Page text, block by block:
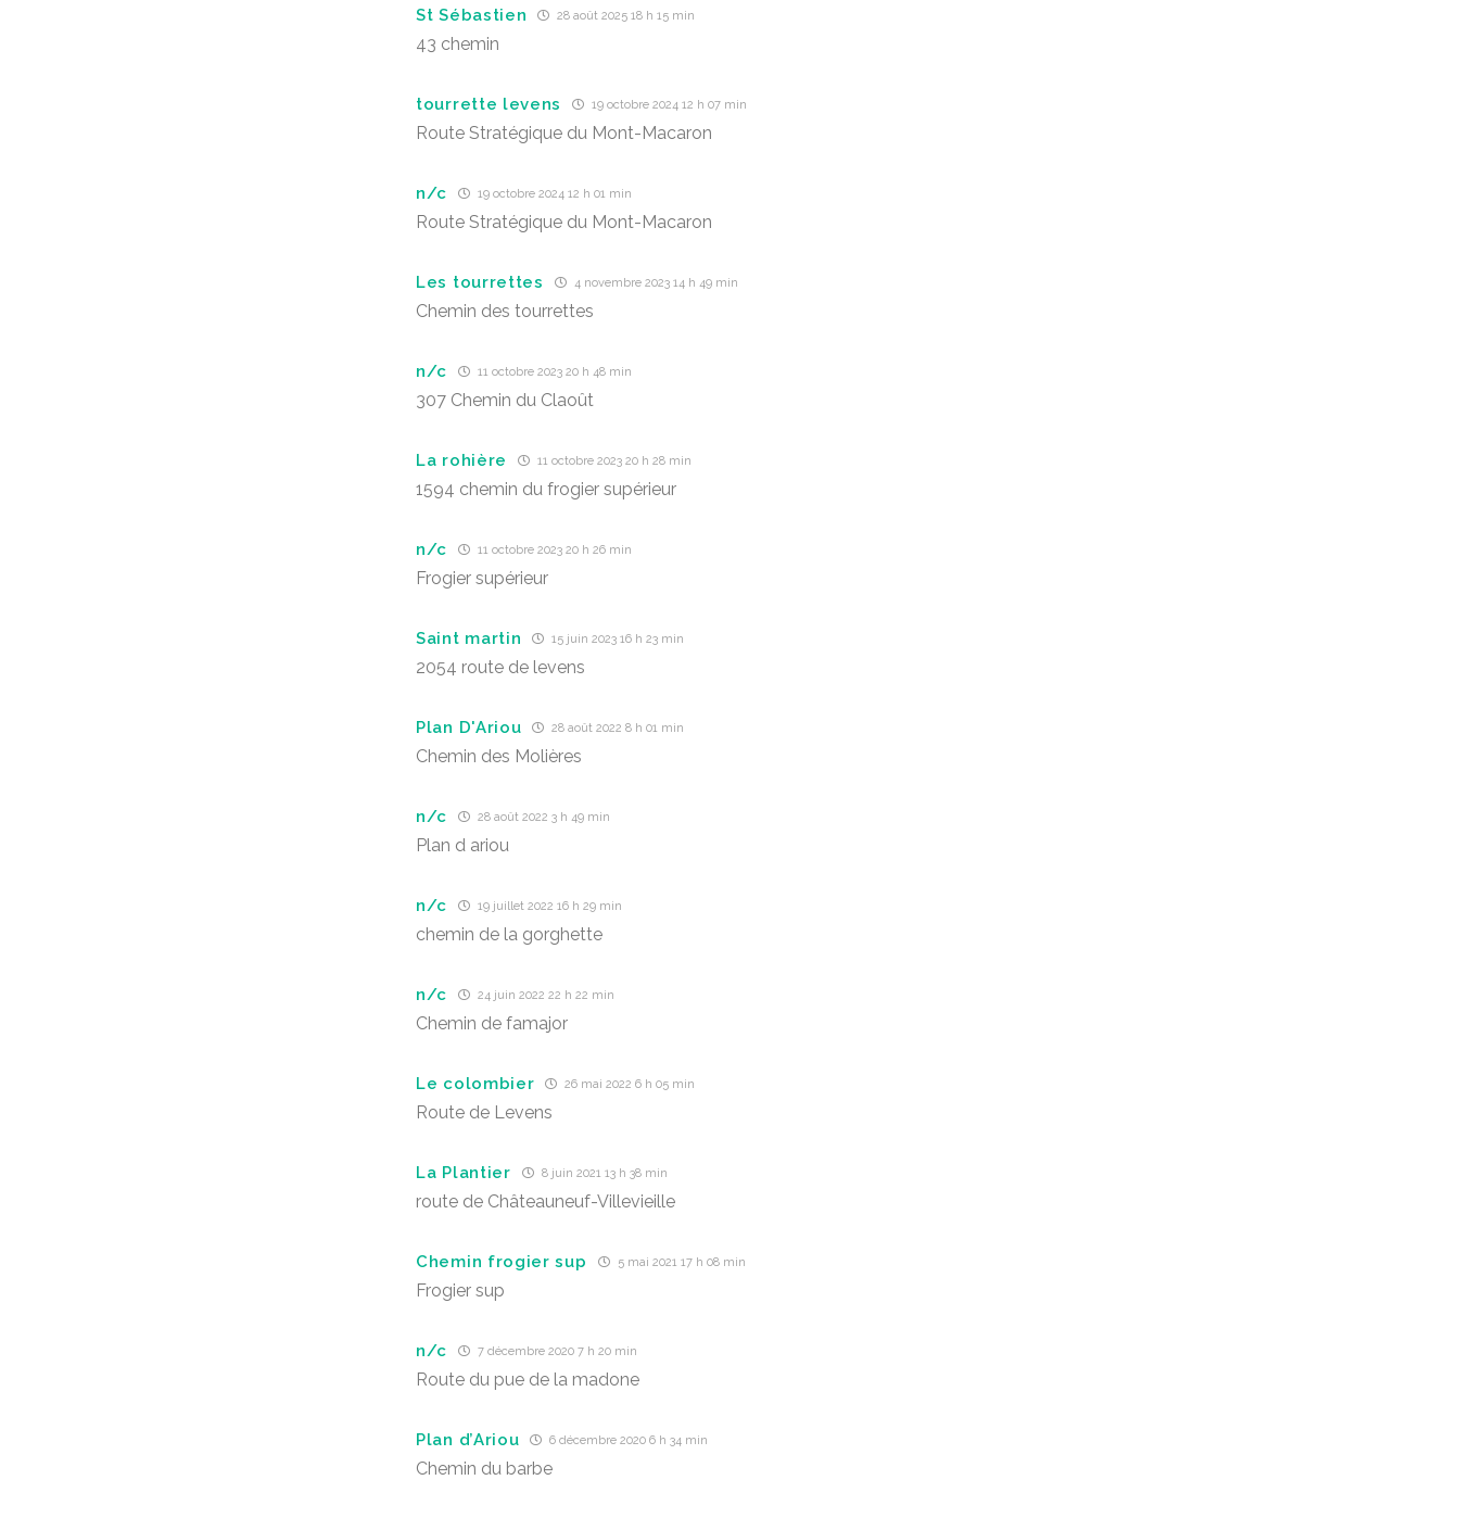
St Sébastien 28 août 2025 18 h 15 min
43 chemin
tourrette levens 19 octobre 2024 12 h 07 min
Route Stratégique du Mont-Macaron
n/c 19 octobre 2024 12 h 01 min
Route Stratégique du Mont-Macaron
Les tourrettes 4 novembre 2023 14 h 49 min
Chemin des tourrettes
n/c 11 octobre 2023 20 h 48 min
307 Chemin du Claoût
La rohière 11 octobre 2023 20 h 28 min
1594 chemin du frogier supérieur
n/c 11 octobre 2023 20 h 26 min
Frogier supérieur
Saint martin 15 juin 2023 16 h 23 min
2054 route de levens
Plan D'Ariou 28 août 2022 8 h 01 min
Chemin des Molières
n/c 28 août 2022 3 h 49 min
Plan d ariou
n/c 19 juillet 2022 16 h 29 min
chemin de la gorghette
n/c 24 juin 2022 22 h 22 min
Chemin de famajor
Le colombier 26 mai 2022 6 h 05 min
Route de Levens
La Plantier 8 juin 2021 13 h 38 min
route de Châteauneuf-Villevieille
Chemin frogier sup 5 mai 2021 17 h 08 min
Frogier sup
n/c 7 décembre 2020 7 h 20 min
Route du pue de la madone
Plan d’Ariou 6 décembre 2020 6 h 34 min
Chemin du barbe